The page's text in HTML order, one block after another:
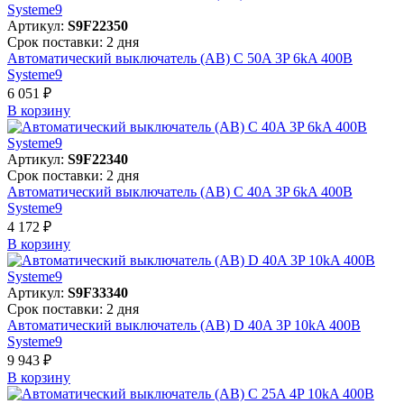
Артикул: S9F22350
Срок поставки: 2 дня
Автоматический выключатель (АВ) C 50A 3P 6kA 400В
Systeme9
6 051 ₽
В корзинy
Артикул: S9F22340
Срок поставки: 2 дня
Автоматический выключатель (АВ) C 40A 3P 6kA 400В
Systeme9
4 172 ₽
В корзинy
Артикул: S9F33340
Срок поставки: 2 дня
Автоматический выключатель (АВ) D 40A 3P 10kA 400В
Systeme9
9 943 ₽
В корзинy